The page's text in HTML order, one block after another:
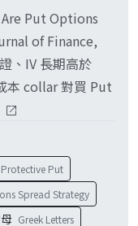
Put Options
of Finance,
、IV 長期高於
本 collar 對買 Put
Protective Put
Spread Strategy
Greek Letters